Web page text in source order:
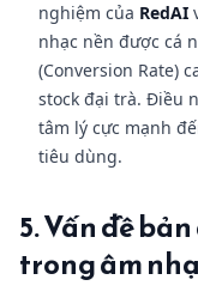
nghiệm của RedAI
nhạc nền được cá
(Conversion Rate)
stock đại trà. Điều
tâm lý cực mạnh
tiêu dùng.
5. Vấn đề
trong âm